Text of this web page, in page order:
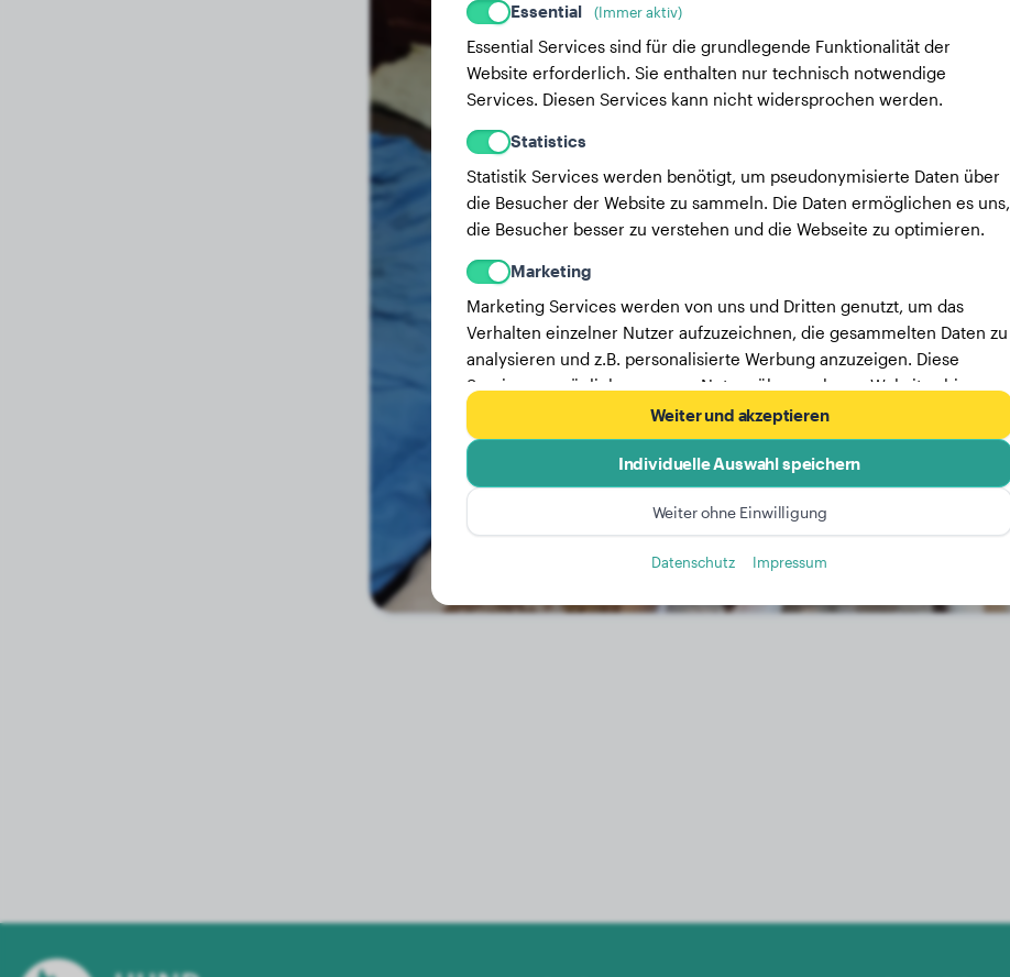
Essential (Immer aktiv)
Essential Services sind für die grundlegende Funktionalität der
Website erforderlich. Sie enthalten nur technisch notwendige
Services. Diesen Services kann nicht widersprochen werden.
Statistics
Statistik Services werden benötigt, um pseudonymisierte Daten über
die Besucher der Website zu sammeln. Die Daten ermöglichen es uns,
die Besucher besser zu verstehen und die Webseite zu optimieren.
Marketing
Marketing Services werden von uns und Dritten genutzt, um das
Verhalten einzelner Nutzer aufzuzeichnen, die gesammelten Daten zu
analysieren und z.B. personalisierte Werbung anzuzeigen. Diese
Services ermöglichen es uns, Nutzer über mehrere Websites hinweg
Hier findest du eine Liste unserer Werbepartner.
Mehr Informationen in unserer Datenschutzerklärung
Weiter und akzeptieren
Individuelle Auswahl speichern
Weiter ohne Einwilligung
Datenschutz Impressum